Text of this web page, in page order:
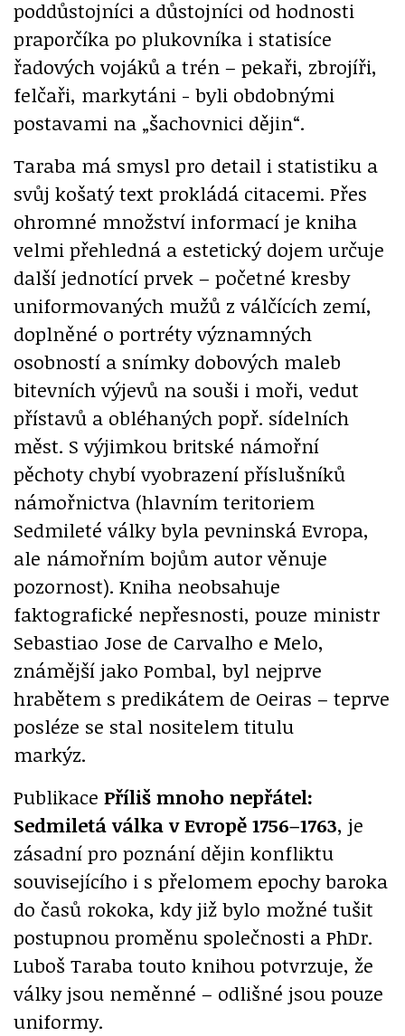
poddůstojníci a důstojníci od hodnosti
praporčíka po plukovníka i statisíce
řadových vojáků a trén – pekaři, zbrojíři,
felčaři, markytáni - byli obdobnými
postavami na „šachovnici dějin“.
Taraba má smysl pro detail i statistiku a
svůj košatý text prokládá citacemi. Přes
ohromné množství informací je kniha
velmi přehledná a estetický dojem určuje
další jednotící prvek – početné kresby
uniformovaných mužů z válčících zemí,
doplněné o portréty významných
osobností a snímky dobových maleb
bitevních výjevů na souši i moři, vedut
přístavů a obléhaných popř. sídelních
měst. S výjimkou britské námořní
pěchoty chybí vyobrazení příslušníků
námořnictva (hlavním teritoriem
Sedmileté války byla pevninská Evropa,
ale námořním bojům autor věnuje
pozornost). Kniha neobsahuje
faktografické nepřesnosti, pouze ministr
Sebastiao Jose de Carvalho e Melo,
známější jako Pombal, byl nejprve
hrabětem s predikátem de Oeiras – teprve
posléze se stal nositelem titulu
markýz.
Publikace Příliš mnoho nepřátel:
Sedmiletá válka v Evropě 1756–1763, je
zásadní pro poznání dějin konfliktu
souvisejícího i s přelomem epochy baroka
do časů rokoka, kdy již bylo možné tušit
postupnou proměnu společnosti a PhDr.
Luboš Taraba touto knihou potvrzuje, že
války jsou neměnné – odlišné jsou pouze
uniformy.